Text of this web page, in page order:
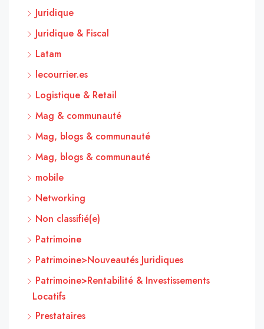
Juridique
Juridique & Fiscal
Latam
lecourrier.es
Logistique & Retail
Mag & communauté
Mag, blogs & communauté
Mag, blogs & communauté
mobile
Networking
Non classifié(e)
Patrimoine
Patrimoine>Nouveautés Juridiques
Patrimoine>Rentabilité & Investissements
Locatifs
Prestataires